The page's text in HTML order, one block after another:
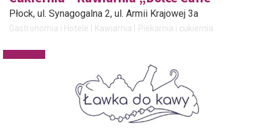
Płock, ul. Synagogalna 2, ul. Armii Krajowej 3a
Gastronomia i Hotele Kawiarnia Piekarnia i cukiernia